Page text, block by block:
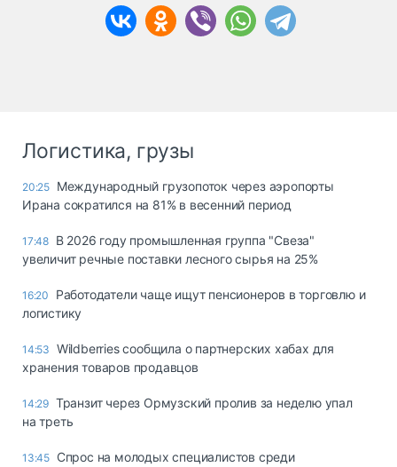
Логистика, грузы
20:25 Международный грузопоток через аэропорты
Ирана сократился на 81% в весенний период
17:48 В 2026 году промышленная группа "Свеза"
увеличит речные поставки лесного сырья на 25%
16:20
Работодатели чаще ищут пенсионеров в торговлю и
логистику
14:53 Wildberries сообщила о партнерских хабах для
хранения товаров продавцов
14:29 Транзит через Ормузский пролив за неделю упал
на треть
13:45 Спрос на молодых специалистов среди